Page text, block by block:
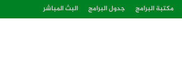
مكتبة البرامج جدول البرامج البث المباشر